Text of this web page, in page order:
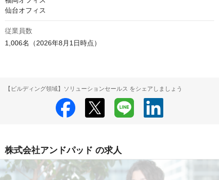
仙台オフィス
従業員数
1,006名（2026年8月1日時点）
【ビルディング領域】ソリューションセールス をシェアしましょう
株式会社アンドパッド の求人